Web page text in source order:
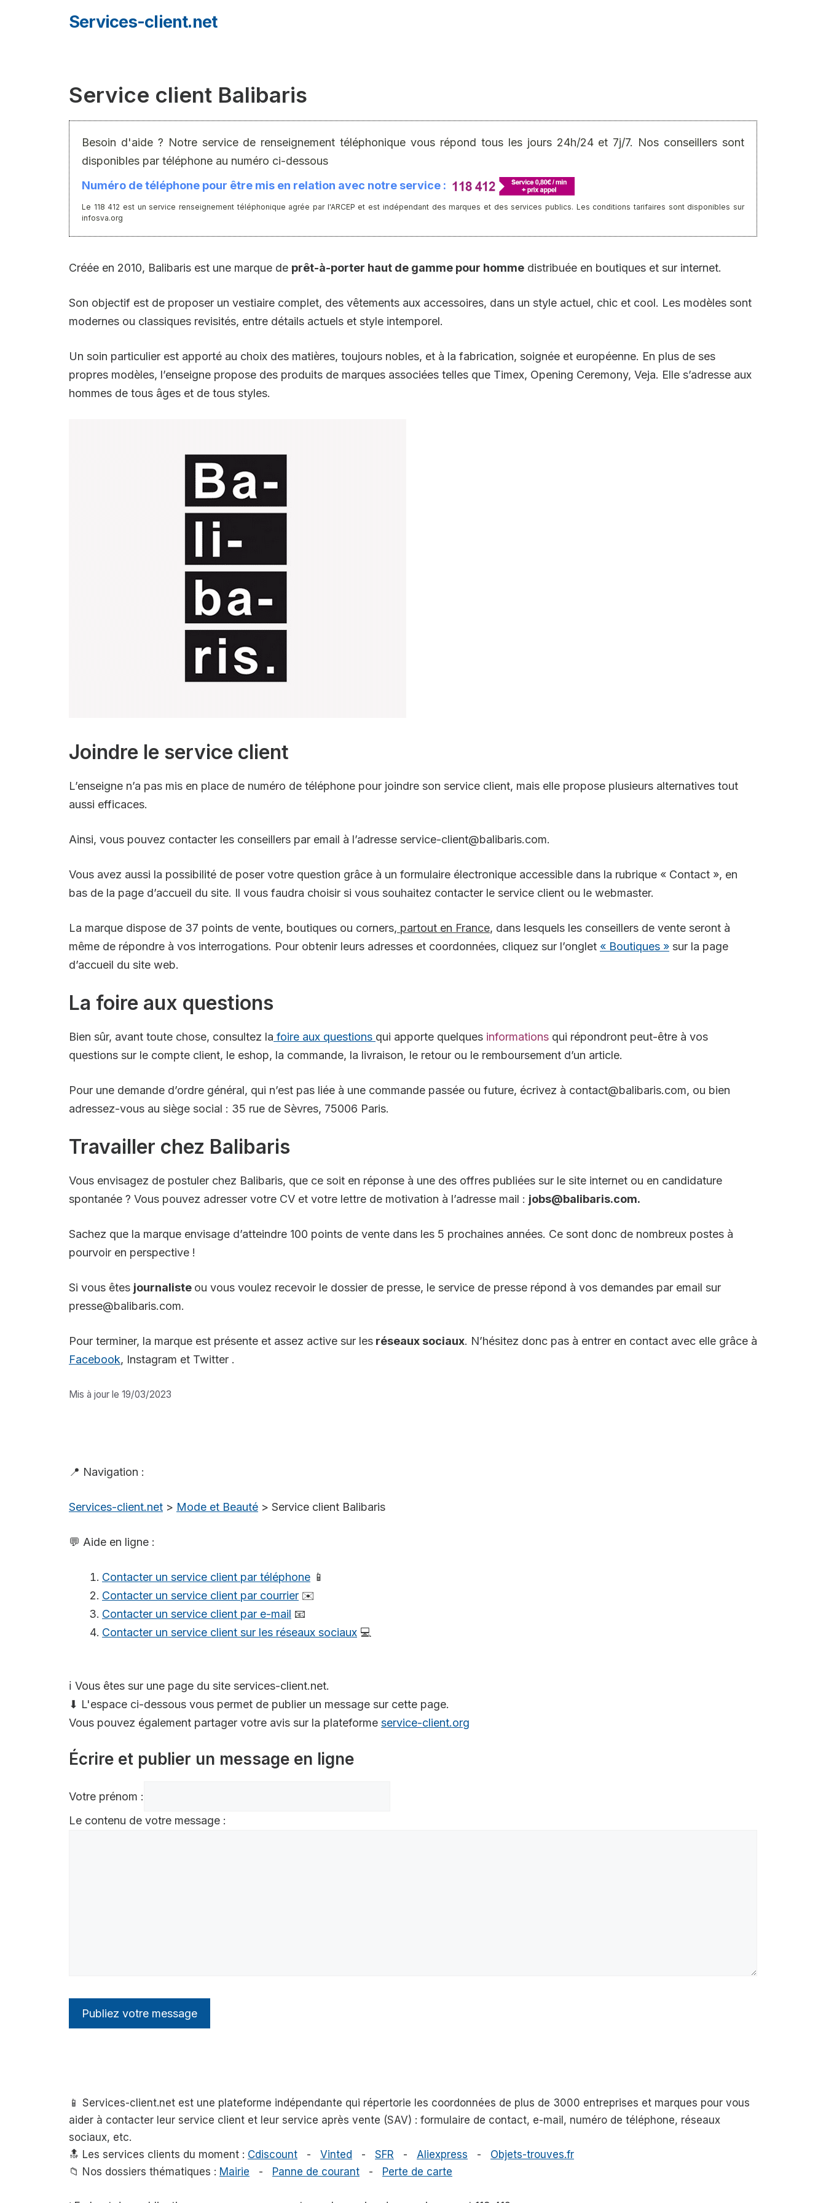
Services-client.net
Service client Balibaris
Besoin d'aide ? Notre service de renseignement téléphonique vous répond tous les jours 24h/24 et 7j/7. Nos conseillers sont
disponibles par téléphone au numéro ci-dessous
Numéro de téléphone pour être mis en relation avec notre service :
Le 118 412 est un service renseignement téléphonique agrée par l'ARCEP et est indépendant des marques et des services publics. Les conditions tarifaires sont disponibles sur
infosva.org
Créée en 2010, Balibaris est une marque de prêt-à-porter haut de gamme pour homme distribuée en boutiques et sur internet.
Son objectif est de proposer un vestiaire complet, des vêtements aux accessoires, dans un style actuel, chic et cool. Les modèles sont
modernes ou classiques revisités, entre détails actuels et style intemporel.
Un soin particulier est apporté au choix des matières, toujours nobles, et à la fabrication, soignée et européenne. En plus de ses
propres modèles, l’enseigne propose des produits de marques associées telles que Timex, Opening Ceremony, Veja. Elle s’adresse aux
hommes de tous âges et de tous styles.
Joindre le service client
L’enseigne n’a pas mis en place de numéro de téléphone pour joindre son service client, mais elle propose plusieurs alternatives tout
aussi efficaces.
Ainsi, vous pouvez contacter les conseillers par email à l’adresse service-client@balibaris.com.
Vous avez aussi la possibilité de poser votre question grâce à un formulaire électronique accessible dans la rubrique « Contact », en
bas de la page d’accueil du site. Il vous faudra choisir si vous souhaitez contacter le service client ou le webmaster.
La marque dispose de 37 points de vente, boutiques ou corners, partout en France, dans lesquels les conseillers de vente seront à
même de répondre à vos interrogations. Pour obtenir leurs adresses et coordonnées, cliquez sur l’onglet « Boutiques » sur la page
d’accueil du site web.
La foire aux questions
Bien sûr, avant toute chose, consultez la foire aux questions qui apporte quelques informations qui répondront peut-être à vos
questions sur le compte client, le eshop, la commande, la livraison, le retour ou le remboursement d’un article.
Pour une demande d’ordre général, qui n’est pas liée à une commande passée ou future, écrivez à contact@balibaris.com, ou bien
adressez-vous au siège social : 35 rue de Sèvres, 75006 Paris.
Travailler chez Balibaris
Vous envisagez de postuler chez Balibaris, que ce soit en réponse à une des offres publiées sur le site internet ou en candidature
spontanée ? Vous pouvez adresser votre CV et votre lettre de motivation à l’adresse mail : jobs@balibaris.com.
Sachez que la marque envisage d’atteindre 100 points de vente dans les 5 prochaines années. Ce sont donc de nombreux postes à
pourvoir en perspective !
Si vous êtes journaliste ou vous voulez recevoir le dossier de presse, le service de presse répond à vos demandes par email sur
presse@balibaris.com.
Pour terminer, la marque est présente et assez active sur les réseaux sociaux. N’hésitez donc pas à entrer en contact avec elle grâce à
Facebook, Instagram et Twitter .
Mis à jour le 19/03/2023
📍 Navigation :
Services-client.net > Mode et Beauté > Service client Balibaris
💬 Aide en ligne :
Contacter un service client par téléphone 📱
Contacter un service client par courrier ✉️
Contacter un service client par e-mail 📧
Contacter un service client sur les réseaux sociaux 💻
ℹ️ Vous êtes sur une page du site services-client.net.
⬇ L'espace ci-dessous vous permet de publier un message sur cette page.
Vous pouvez également partager votre avis sur la plateforme service-client.org
Écrire et publier un message en ligne
Votre prénom :
Le contenu de votre message :
📱 Services-client.net est une plateforme indépendante qui répertorie les coordonnées de plus de 3000 entreprises et marques pour vous
aider à contacter leur service client et leur service après vente (SAV) : formulaire de contact, e-mail, numéro de téléphone, réseaux
sociaux, etc.
🔝 Les services clients du moment : Cdiscount - Vinted - SFR - Aliexpress - Objets-trouves.fr
📁 Nos dossiers thématiques : Mairie - Panne de courant - Perte de carte